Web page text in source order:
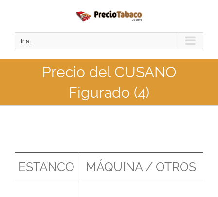
contenido
Ir a...
Precio del CUSANO
Figurado (4)
ESTANCO MÁQUINA / OTROS